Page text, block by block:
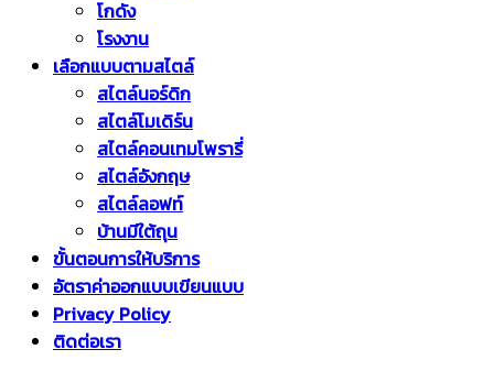
โกดัง
โรงงาน
เลือกแบบตามสไตล์
สไตล์นอร์ดิก
สไตล์โมเดิร์น
สไตล์คอนเทมโพรารี่
สไตล์อังกฤษ
สไตล์ลอฟท์
บ้านมีใต้ถุน
ขั้นตอนการให้บริการ
อัตราค่าออกแบบเขียนแบบ
Privacy Policy
ติดต่อเรา